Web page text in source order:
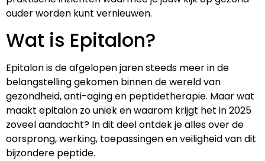
ouder worden kunt vernieuwen.
Wat is Epitalon?
Epitalon is de afgelopen jaren steeds meer in de
belangstelling gekomen binnen de wereld van
gezondheid, anti-aging en peptidetherapie. Maar wat
maakt epitalon zo uniek en waarom krijgt het in 2025
zoveel aandacht? In dit deel ontdek je alles over de
oorsprong, werking, toepassingen en veiligheid van dit
bijzondere peptide.